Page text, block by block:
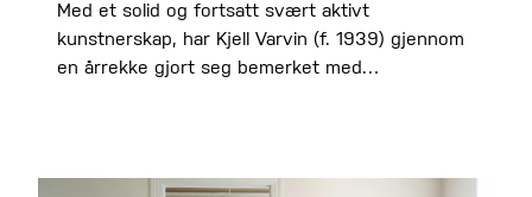
Med et solid og fortsatt svært aktivt
kunstnerskap, har Kjell Varvin (f. 1939) gjennom
en årrekke gjort seg bemerket med…